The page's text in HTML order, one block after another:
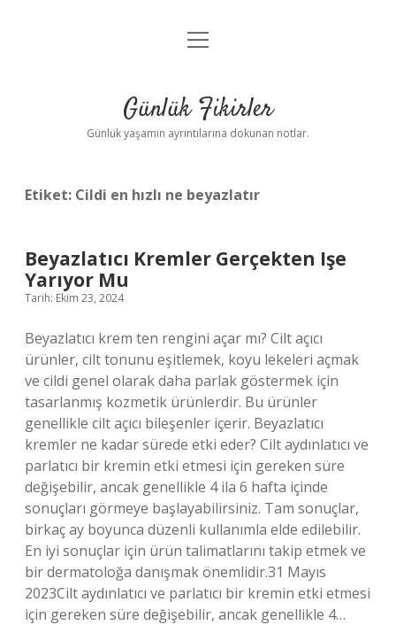
Anasayfa
Yasal Uyarı
menüyü
Günlük Fikirler
Günlük yaşamın ayrıntılarına dokunan notlar.
Etiket: Cildi en hızlı ne beyazlatır
Beyazlatıcı Kremler Gerçekten Işe
Yarıyor Mu
Tarih: Ekim 23, 2024
Beyazlatıcı krem ten rengini açar mı? Cilt açıcı
ürünler, cilt tonunu eşitlemek, koyu lekeleri açmak
ve cildi genel olarak daha parlak göstermek için
tasarlanmış kozmetik ürünlerdir. Bu ürünler
genellikle cilt açıcı bileşenler içerir. Beyazlatıcı
kremler ne kadar sürede etki eder? Cilt aydınlatıcı ve
parlatıcı bir kremin etki etmesi için gereken süre
değişebilir, ancak genellikle 4 ila 6 hafta içinde
sonuçları görmeye başlayabilirsiniz. Tam sonuçlar,
birkaç ay boyunca düzenli kullanımla elde edilebilir.
En iyi sonuçlar için ürün talimatlarını takip etmek ve
bir dermatoloğa danışmak önemlidir.31 Mayıs
2023Cilt aydınlatıcı ve parlatıcı bir kremin etki etmesi
için gereken süre değişebilir, ancak genellikle 4…